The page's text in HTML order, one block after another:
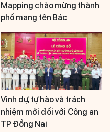
Mapping chào mừng thành
phố mang tên Bác
Vinh dự, tự hào và trách
nhiệm mới đối với Công an
TP Đồng Nai